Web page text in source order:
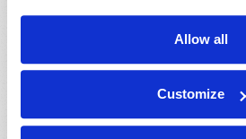
Allow all
Customize